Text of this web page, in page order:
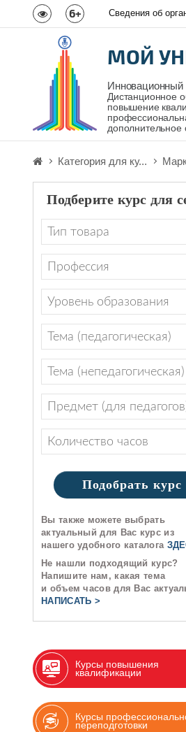
6+ Сведения об
МОЙ
Инновационный
Дистанционное
повышение
дополнительное
Категория для ку...
Подберите курс для
Подобрать курс
Вы также можете выбрать
актуальный для Вас курс из
нашего удобного каталога
Не нашли подходящий курс?
Напишите нам, какая тема
и объем часов для Вас
НАПИСАТЬ >
Курсы повышения
квалификации
Курсы
переподготовки